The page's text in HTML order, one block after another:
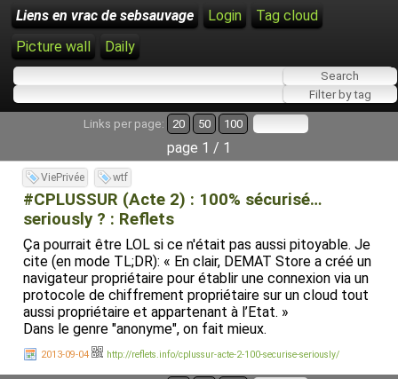
Liens en vrac de sebsauvage Login
Tag cloud
Picture wall
Daily
Links per page: 20 50 100
page 1 / 1
ViePrivée wtf
#CPLUSSUR (Acte 2) : 100% sécurisé…
seriously ? : Reflets
Ça pourrait être LOL si ce n'était pas aussi pitoyable. Je
cite (en mode TL;DR): « En clair, DEMAT Store a créé un
navigateur propriétaire pour établir une connexion via un
protocole de chiffrement propriétaire sur un cloud tout
aussi propriétaire et appartenant à l’Etat. »
Dans le genre "anonyme", on fait mieux.
2013-09-04 http://reflets.info/cplussur-acte-2-100-securise-seriously/